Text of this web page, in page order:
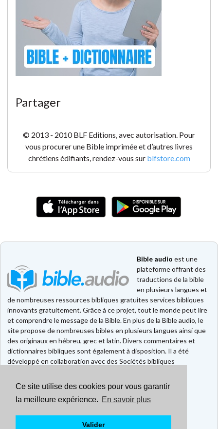
Ce site utilise des cookies pour vous garantir
la meilleure expérience. En savoir plus
Valider
Partager
© 2013 - 2010 BLF Editions, avec autorisation. Pour
vous procurer une Bible imprimée et d’autres livres
chrétiens édifiants, rendez-vous sur blfstore.com
Bible audio est une
plateforme offrant des
traductions de la bible
en plusieurs langues et
de nombreuses ressources bibliques gratuites services bibliques
innovants gratuitement. Grâce à ce projet, tout le monde peut lire
et comprendre le message de la Bible. En plus de la Bible audio, le
site propose de nombreuses bibles en plusieurs langues ainsi que
des originaux en hébreu, grec et latin. Divers commentaires et
dictionnaires bibliques sont également à disposition. Il a été
développé en collaboration avec des Sociétés bibliques
Faire un don
Contact